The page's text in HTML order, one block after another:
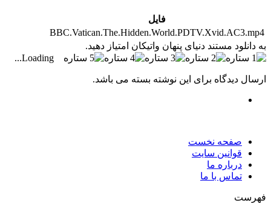
فایل
BBC.Vatican.The.Hidden.World.PDTV.Xvid.AC3.mp4
به دانلود مستند دنیای پنهان واتیکان امتیاز دهید.
Loading...
ارسال دیدگاه برای این نوشته بسته می باشد.
صفحه نخست
قوانین سایت
درباره ما
تماس با ما
فهرست